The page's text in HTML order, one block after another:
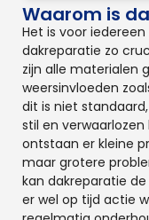
Waarom is
Het is voor
dakreparatie zo
zijn alle materialen
weersinvloeden
dit is niet
stil en verwaarlozen
ontstaan er kleine
maar grotere
kan dakreparatie
er wel op tijd actie